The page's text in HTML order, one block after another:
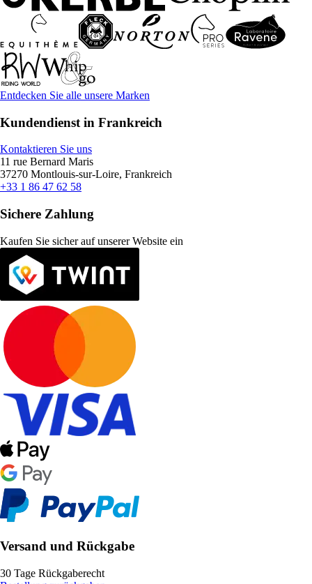
Entdecken Sie alle unsere Marken
Kundendienst in Frankreich
Kontaktieren Sie uns
11 rue Bernard Maris
37270 Montlouis-sur-Loire, Frankreich
+33 1 86 47 62 58
Sichere Zahlung
Kaufen Sie sicher auf unserer Website ein
Versand und Rückgabe
30 Tage Rückgaberecht